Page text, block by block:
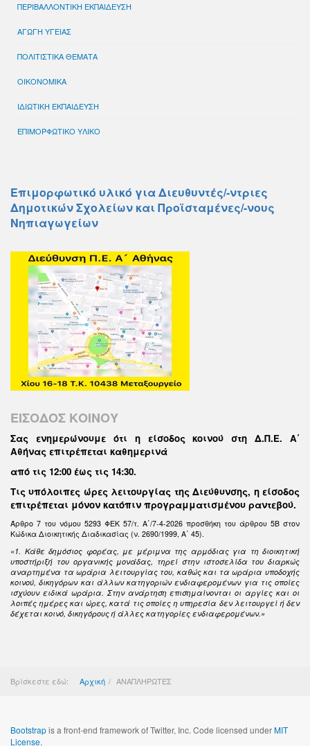
ΠΕΡΙΒΑΛΛΟΝΤΙΚΗ ΕΚΠΑΙΔΕΥΣΗ
ΑΓΩΓΗ ΥΓΕΙΑΣ
ΠΟΛΙΤΙΣΤΙΚΑ ΘΕΜΑΤΑ
ΟΙΚΟΝΟΜΙΚΑ
ΙΔΙΩΤΙΚΗ ΕΚΠΑΙΔΕΥΣΗ
ΕΠΙΜΟΡΦΩΤΙΚΟ ΥΛΙΚΟ
Επιμορφωτικό υλικό για Διευθυντές/-ντριες
Δημοτικών Σχολείων και Προϊσταμένες/-νους
Νηπιαγωγείων
ΕΙΣΟΔΟΣ ΚΟΙΝΟΥ
Σας ενημερώνουμε ότι η είσοδος κοινού στη Δ.Π.Ε. Α΄
Αθήνας επιτρέπεται καθημερινά
από τις 12:00 έως τις 14:30.
Τις υπόλοιπες ώρες λειτουργίας της Διεύθυνσης, η είσοδος
επιτρέπεται μόνον κατόπιν προγραμματισμένου ραντεβού.
Άρθρο 7 του νόμου 5293 ΦΕΚ 57/τ. Α΄/7-4-2026 προσθήκη του άρθρου 5Β στον
Κώδικα Διοικητικής Διαδικασίας (ν. 2690/1999, Α΄ 45).
«1. Κάθε δημόσιος φορέας, με μέριμνα της αρμόδιας για τη διοικητική
υποστήριξή του οργανικής μονάδας, τηρεί στην ιστοσελίδα του διαρκώς
αναρτημένα τα ωράρια λειτουργίας του, καθώς και τα ωράρια υποδοχής
κοινού, δικηγόρων και άλλων κατηγοριών ενδιαφερομένων για τις οποίες
ισχύουν ειδικά ωράρια. Στην ανάρτηση επισημαίνονται οι αργίες και οι
λοιπές ημέρες και ώρες, κατά τις οποίες η υπηρεσία δεν λειτουργεί ή δεν
δέχεται κοινό, δικηγόρους ή άλλες κατηγορίες ενδιαφερομένων.»
Βρίσκεστε εδώ: Αρχική ΑΝΑΠΛΗΡΩΤΕΣ
Bootstrapis a front-end framework of Twitter, Inc. Code licensed underMIT
License.